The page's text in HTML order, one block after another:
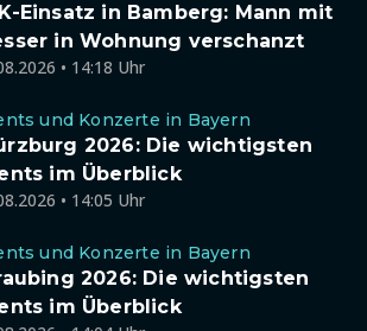
Einsatz in Bamberg: Mann mit
in Wohnung verschanzt
• 14:18 Uhr
und Konzerte in Bayern
2026: Die wichtigsten
im Überblick
• 14:05 Uhr
und Konzerte in Bayern
2026: Die wichtigsten
im Überblick